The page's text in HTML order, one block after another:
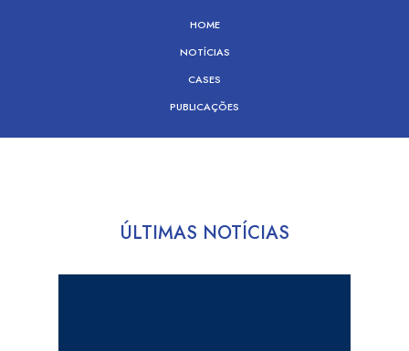
HOME
NOTÍCIAS
CASES
PUBLICAÇÕES
ÚLTIMAS NOTÍCIAS